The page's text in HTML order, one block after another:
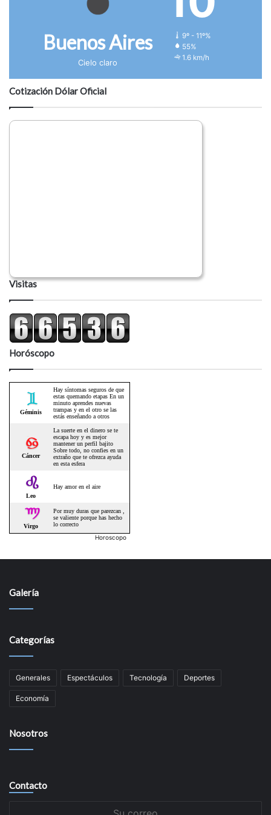
Buenos Aires
Cielo claro
9º - 11º%
55%
1.6 km/h
Cotización Dólar Oficial
Visitas
Horóscopo
Horoscopo
Galería
Categorías
Generales Espectáculos Tecnologí­a Deportes
Economí­a
Nosotros
Contacto